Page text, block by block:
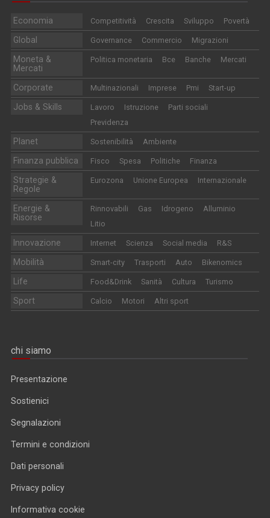
Economia Competitività Crescita Sviluppo Povertà
Global Governance Commercio Migrazioni
Moneta &
Mercati
Politica monetaria Bce Banche Mercati
Corporate Multinazionali Imprese Pmi Start-up
Jobs & Skills Lavoro Istruzione
Parti sociali
Previdenza
Planet Sostenibilità Ambiente
Finanza pubblica Fisco Spesa Politiche Finanza
Strategie &
Regole
Eurozona Unione Europea Internazionale
Energie &
Risorse
Rinnovabili Gas Idrogeno
Alluminio
Litio
Innovazione Internet Scienza Social media R&S
Mobilità Smart-city Trasporti Auto Bikenomics
Life Food&Drink Sanità Cultura Turismo
Sport Calcio Motori Altri sport
chi siamo
Presentazione
Sostienici
Segnalazioni
Termini e condizioni
Dati personali
Privacy policy
Informativa cookie